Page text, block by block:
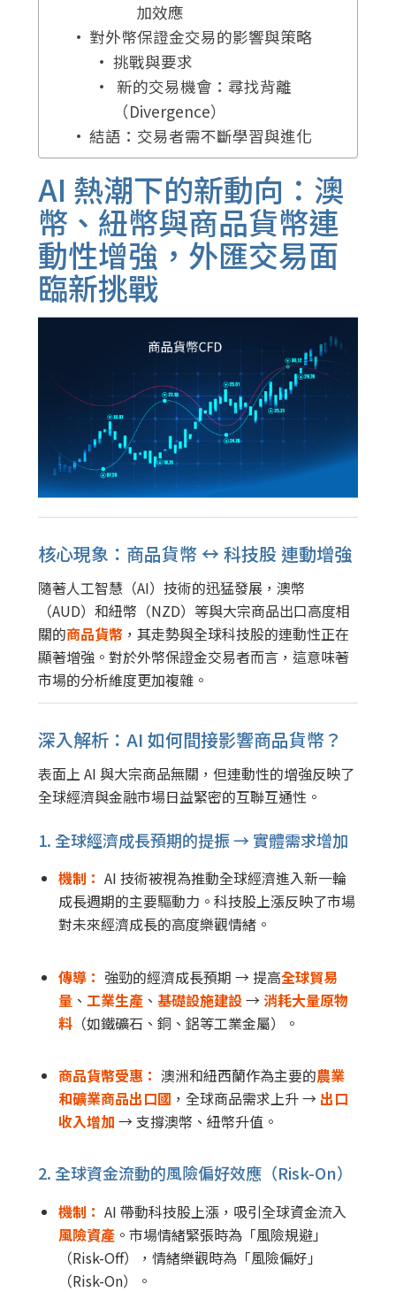
加效應
對外幣保證金交易的影響與策略
挑戰與要求
新的交易機會：尋找背離
（Divergence）
結語：交易者需不斷學習與進化
AI 熱潮下的新動向：澳
幣、紐幣與商品貨幣連
動性增強，外匯交易面
臨新挑戰
核心現象：商品貨幣 ↔ 科技股 連動增強
隨著人工智慧（AI）技術的迅猛發展，澳幣
（AUD）和紐幣（NZD）等與大宗商品出口高度相
關的商品貨幣 ，其走勢與全球科技股的連動性正在
顯著增強。對於外幣保證金交易者而言，這意味著
市場的分析維度更加複雜。
深入解析：AI 如何間接影響商品貨幣？
表面上 AI 與大宗商品無關，但連動性的增強反映了
全球經濟與金融市場日益緊密的互聯互通性。
1. 全球經濟成長預期的提振→ 實體需求增加
機制： AI 技術被視為推動全球經濟進入新一輪
成長週期的主要驅動力。科技股上漲反映了市場
對未來經濟成長的高度樂觀情緒。
傳導： 強勁的經濟成長預期 →提高全球貿易
量、 工業生產、 基礎設施建設→消耗大量原物
料（如鐵礦石、銅、鋁等工業金屬）。
商品貨幣受惠： 澳洲和紐西蘭作為主要的農業
和礦業商品出口國 ，全球商品需求上升→ 出口
收入增加 →支撐澳幣、紐幣升值。
2. 全球資金流動的風險偏好效應（Risk-On）
機制： AI 帶動科技股上漲，吸引全球資金流入
風險資產。市場情緒緊張時為「風險規避」
（Risk-Off），情緒樂觀時為「風險偏好」
（Risk-On）。